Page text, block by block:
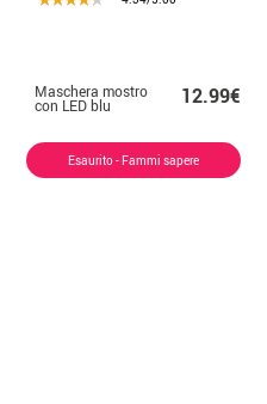
Maschera mostro
con LED blu 12.99€
Esaurito - Fammi sapere